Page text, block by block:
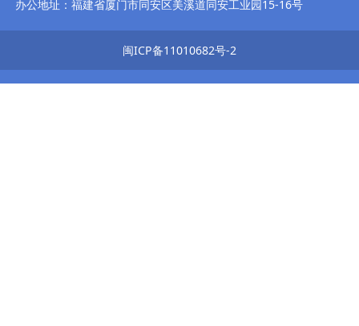
办公地址：福建省厦门市同安区美溪道同安工业园15-16号
闽ICP备11010682号-2